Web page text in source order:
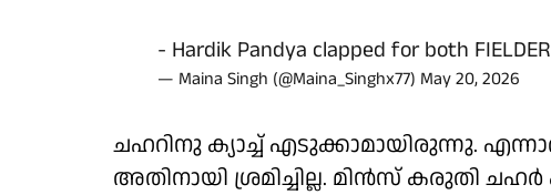
- Hardik Pandya clapped for both
— Maina Singh (@Maina_Singhx77) May 20, 2026
ചഹറിനു ക്യാച്ച് എടുക്കാമായിരുന്നു.
അതിനായി ശ്രമിച്ചില്ല. മിൻസ് കരുതി ചഹർ